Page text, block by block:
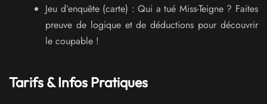
Jeu d’enquête (carte) : Qui a tué Miss-Teigne ? Faites
preuve de logique et de déductions pour découvrir
le coupable !
Tarifs & Infos Pratiques